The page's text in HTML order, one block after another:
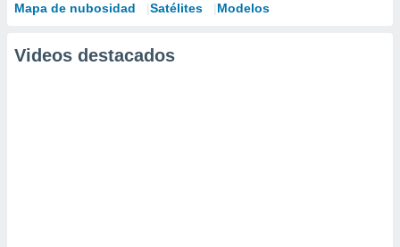
Mapa de nubosidad Satélites Modelos
Videos destacados